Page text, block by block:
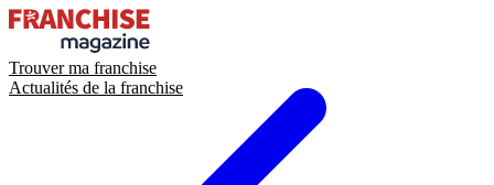
Trouver ma franchise
Actualités de la franchise